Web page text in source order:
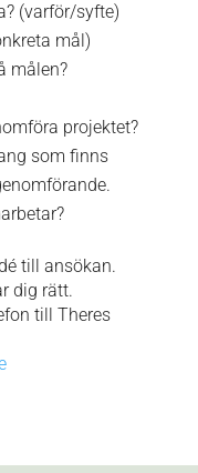
(varför/syfte)
mål)
målen?
projektet?
som finns
till ansökan.
dig rätt.
till Theres